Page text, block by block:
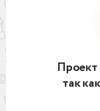
так